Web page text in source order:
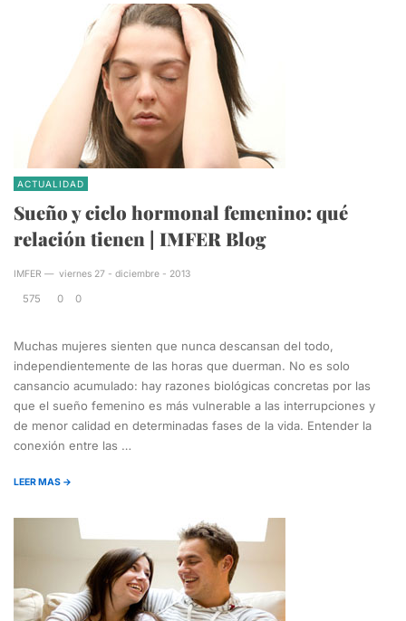
ACTUALIDAD
Sueño y ciclo hormonal femenino: qué
relación tienen | IMFER Blog
IMFER — viernes 27 - diciembre - 2013
575 0 0
Muchas mujeres sienten que nunca descansan del todo,
independientemente de las horas que duerman. No es solo
cansancio acumulado: hay razones biológicas concretas por las
que el sueño femenino es más vulnerable a las interrupciones y
de menor calidad en determinadas fases de la vida. Entender la
conexión entre las …
LEER MAS →